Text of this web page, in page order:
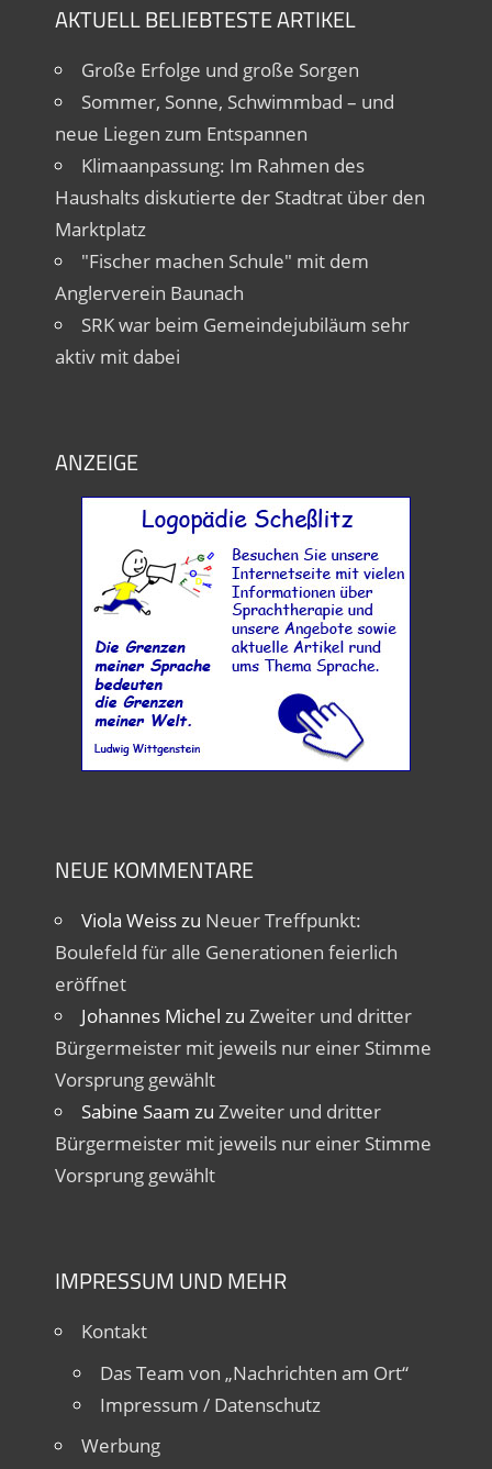
AKTUELL BELIEBTESTE ARTIKEL
Große Erfolge und große Sorgen
Sommer, Sonne, Schwimmbad – und
neue Liegen zum Entspannen
Klimaanpassung: Im Rahmen des
Haushalts diskutierte der Stadtrat über den
Marktplatz
"Fischer machen Schule" mit dem
Anglerverein Baunach
SRK war beim Gemeindejubiläum sehr
aktiv mit dabei
ANZEIGE
NEUE KOMMENTARE
Viola Weisszu Neuer Treffpunkt:
Boulefeld für alle Generationen feierlich
eröffnet
Johannes Michel zu Zweiter und dritter
Bürgermeister mit jeweils nur einer Stimme
Vorsprung gewählt
Sabine Saam zu Zweiter und dritter
Bürgermeister mit jeweils nur einer Stimme
Vorsprung gewählt
IMPRESSUM UND MEHR
Kontakt
Das Team von „Nachrichten am Ort“
Impressum / Datenschutz
Werbung